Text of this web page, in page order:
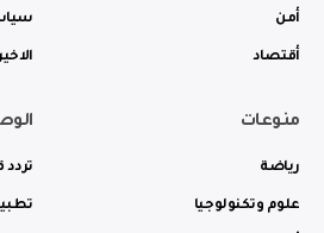
أمن
أقتصاد
منوعات
رياضة
علوم وتكنولوجيا
تردد